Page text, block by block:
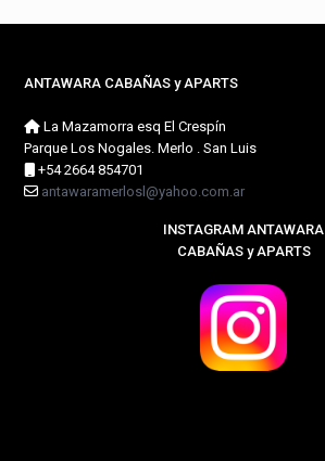
ANTAWARA CABAÑAS y APARTS
La Mazamorra esq El Crespín
Parque Los Nogales. Merlo . San Luis
+54 2664 854701
antawaramerlosl@yahoo.com.ar
INSTAGRAM ANTAWARA
CABAÑAS y APARTS